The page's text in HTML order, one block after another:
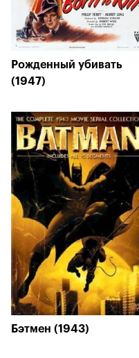
Рожденный убивать
(1947)
Бэтмен (1943)